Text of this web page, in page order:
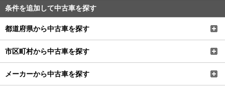
条件を追加して中古車を探す
都道府県から中古車を探す
市区町村から中古車を探す
メーカーから中古車を探す